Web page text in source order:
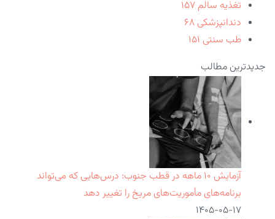
تغذیه سالم ۱۵۷
دندانپزشکی ۶۸
طب سنتی ۱۵۱
جدیدترین مطالب
آزمایش ۱۰ ماهه در قطب جنوب: درس‌هایی که می‌تواند
برنامه‌های مأموریت‌های مریخ را تغییر دهد
۱۴۰۵-۰۵-۱۷